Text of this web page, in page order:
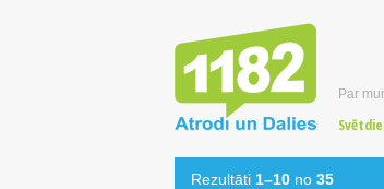
Par
Rezultāti 1–10 no 35